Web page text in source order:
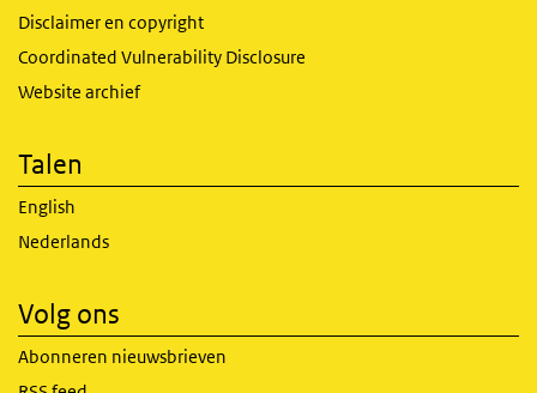
Disclaimer en copyright
Coordinated Vulnerability Disclosure
Website archief
Talen
English
Nederlands
Volg ons
Abonneren nieuwsbrieven